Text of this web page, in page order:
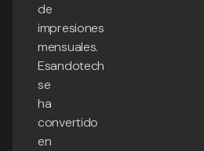
de
impresiones
mensuales.
Esandotech
se
ha
convertido
en